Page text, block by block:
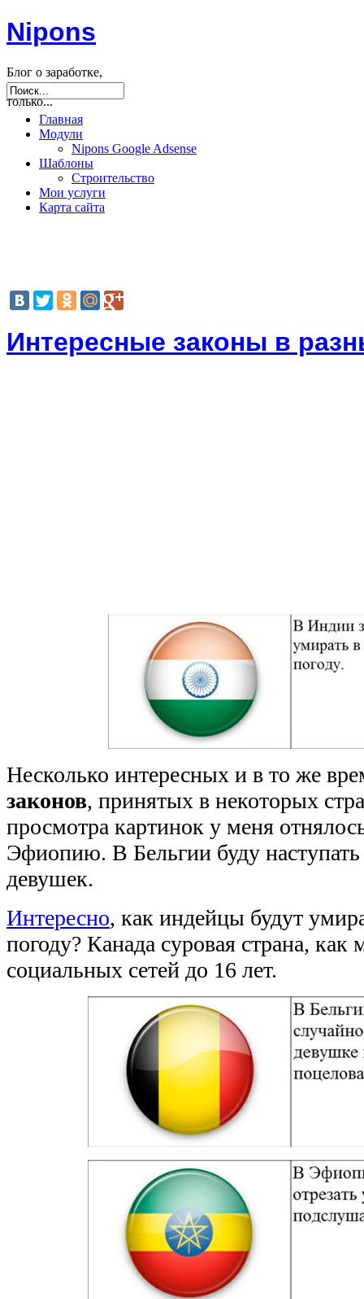
Nipons
Блог о заработке,
seo, joomla и не
только...
Главная
Модули
Nipons Google Adsense
Шаблоны
Строительство
Мои услуги
Карта сайта
Интересные законы в
Несколько интересных и в то же
законов, принятых в некоторых
просмотра картинок у меня
Эфиопию. В Бельгии буду
девушек.
Интересно, как индейцы будут
погоду? Канада суровая страна,
социальных сетей до 16 лет.